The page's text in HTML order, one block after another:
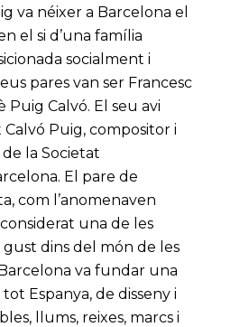
va néixer a Barcelona el
el si d’una família
socialment i
pares van ser Francesc
Puig Calvó. El seu avi
Puig, compositor i
la Societat
El pare de
com l’anomenaven
una de les
gust dins del món de les
va fundar una
Espanya, de disseny i
llums, reixes, marcs i